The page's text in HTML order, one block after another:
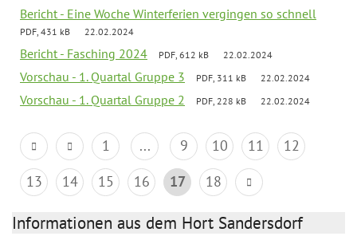
Bericht - Eine Woche Winterferien vergingen so schnell
PDF, 431 kB 22.02.2024
Bericht - Fasching 2024 PDF, 612 kB 22.02.2024
Vorschau - 1. Quartal Gruppe 3 PDF, 311 kB 22.02.2024
Vorschau - 1. Quartal Gruppe 2 PDF, 228 kB 22.02.2024
1 ... 9 10 11
12
13
14 15 16 17 18
Informationen aus dem Hort Sandersdorf